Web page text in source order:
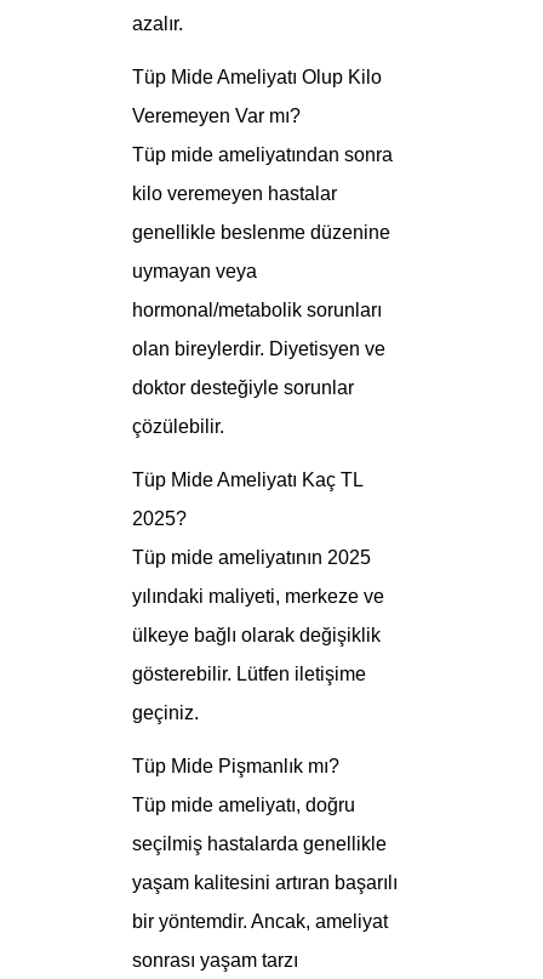
azalır.
Tüp Mide Ameliyatı Olup Kilo
Veremeyen Var mı?
Tüp mide ameliyatından sonra
kilo veremeyen hastalar
genellikle beslenme düzenine
uymayan veya
hormonal/metabolik sorunları
olan bireylerdir. Diyetisyen ve
doktor desteğiyle sorunlar
çözülebilir.
Tüp Mide Ameliyatı Kaç TL
2025?
Tüp mide ameliyatının 2025
yılındaki maliyeti, merkeze ve
ülkeye bağlı olarak değişiklik
gösterebilir. Lütfen iletişime
geçiniz.
Tüp Mide Pişmanlık mı?
Tüp mide ameliyatı, doğru
seçilmiş hastalarda genellikle
yaşam kalitesini artıran başarılı
bir yöntemdir. Ancak, ameliyat
sonrası yaşam tarzı